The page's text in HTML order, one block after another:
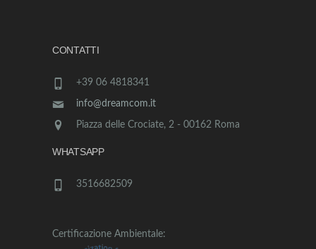
CONTATTI
+39 06 4818341
info@dreamcom.it
Piazza delle Crociate, 2 - 00162 Roma
WHATSAPP
3516682509
Certificazione Ambientale: